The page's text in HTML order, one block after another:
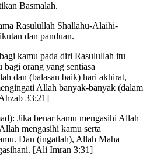
Basmalah.
Rasulullah Shallahu-Alaihi-
dan panduan.
kamu pada diri Rasulullah itu
orang yang sentiasa
dan (balasan baik) hari akhirat,
Allah banyak-banyak (dalam
33:21]
Jika benar kamu mengasihi Allah
mengasihi kamu serta
Dan (ingatlah), Allah Maha
[Ali Imran 3:31]